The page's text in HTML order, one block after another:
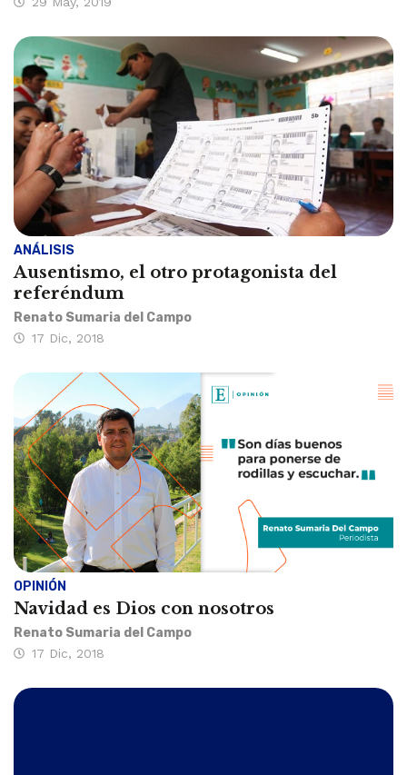
ANÁLISIS
Ausentismo, el otro protagonista del
referéndum
Renato Sumaria del Campo
17 Dic, 2018
OPINIÓN
Navidad es Dios con nosotros
Renato Sumaria del Campo
17 Dic, 2018